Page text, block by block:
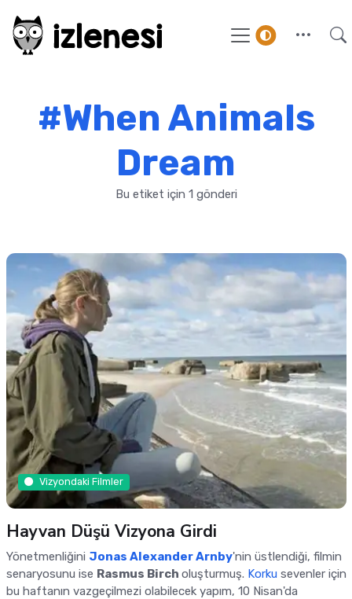
#When Animals
Dream
Bu etiket için 1 gönderi
Vizyondaki Filmler
Hayvan Düşü Vizyona Girdi
Yönetmenliğini Jonas Alexander Arnby'nin üstlendiği, filmin
senaryosunu ise Rasmus Birch oluşturmuş. Korkusevenler için
bu haftanın vazgeçilmezi olabilecek yapım, 10 Nisan'da